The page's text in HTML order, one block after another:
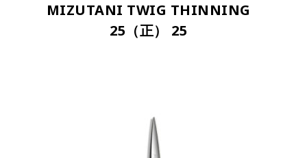
MIZUTANI TWIG THINNING
25（正） 25